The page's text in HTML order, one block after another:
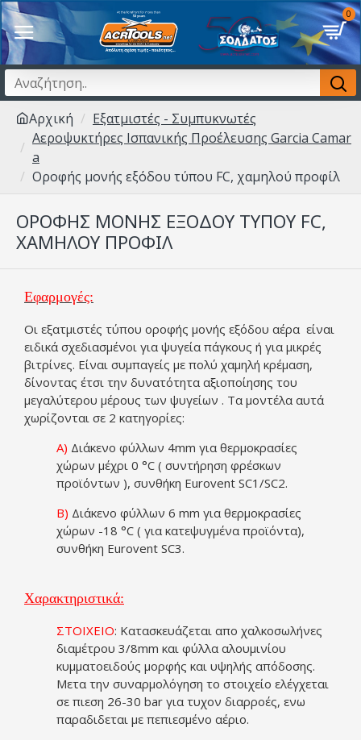
0
Αρχική
Εξατμιστές - Συμπυκνωτές
Αεροψυκτήρες Ισπανικής Προέλευσης Garcia Camar
a
Οροφής μονής εξόδου τύπου FC, χαμηλού προφίλ
ΟΡΟΦΉΣ ΜΟΝΉΣ ΕΞΌΔΟΥ ΤΎΠΟΥ FC,
ΧΑΜΗΛΟΎ ΠΡΟΦΊΛ
Εφαρμογές:
Οι εξατμιστές τύπου οροφής μονής εξόδου αέρα είναι
ειδικά σχεδιασμένοι για ψυγεία πάγκους ή για μικρές
βιτρίνες. Είναι συμπαγείς με πολύ χαμηλή κρέμαση,
δίνοντας έτσι την δυνατότητα αξιοποίησης του
μεγαλύτερου μέρους των ψυγείων . Τα μοντέλα αυτά
χωρίζονται σε 2 κατηγορίες:
Α) Διάκενο φύλλων 4mm για θερμοκρασίες
χώρων μέχρι 0 °C ( συντήρηση φρέσκων
προϊόντων ), συνθήκη Eurovent SC1/SC2.
Β) Διάκενο φύλλων 6 mm για θερμοκρασίες
χώρων -18 °C ( για κατεψυγμένα προϊόντα),
συνθήκη Eurovent SC3.
Χαρακτηριστικά:
ΣΤΟΙΧΕΙΟ: Κατασκευάζεται απο χαλκοσωλήνες
διαμέτρου 3/8mm και φύλλα αλουμινίου
κυμματοειδούς μορφής και υψηλής απόδοσης.
Μετα την συναρμολόγηση το στοιχείο ελέγχεται
σε πιεση 26-30 bar για τυχον διαρροές, ενω
παραδιδεται με πεπιεσμένο αέριο.